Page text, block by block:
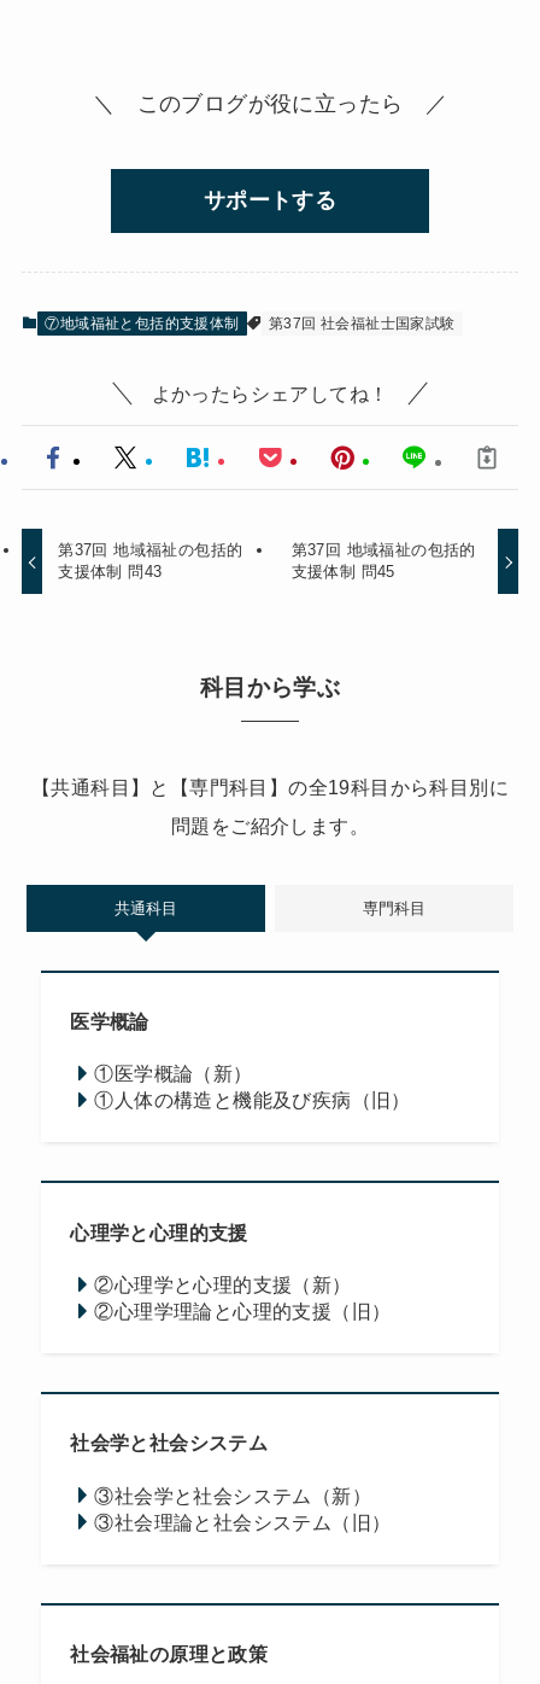
＼ このブログが役に立ったら ／
サポートする
⑦地域福祉と包括的支援体制 第37回 社会福祉士国家試験
よかったらシェアしてね！
第37回 地域福祉の包括的
支援体制 問43
第37回 地域福祉の包括的
支援体制 問45
科目から学ぶ
【共通科目】と【専門科目】の全19科目から科目別に
問題をご紹介します。
共通科目 専門科目
医学概論
①医学概論（新）
①人体の構造と機能及び疾病（旧）
心理学と心理的支援
②心理学と心理的支援（新）
②心理学理論と心理的支援（旧）
社会学と社会システム
③社会学と社会システム（新）
③社会理論と社会システム（旧）
社会福祉の原理と政策